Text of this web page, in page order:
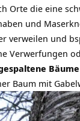
Orte die eine
und
verweilen und
Verwerfungen
Bäume
Baum mit